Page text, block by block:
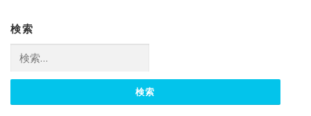
検索
索: